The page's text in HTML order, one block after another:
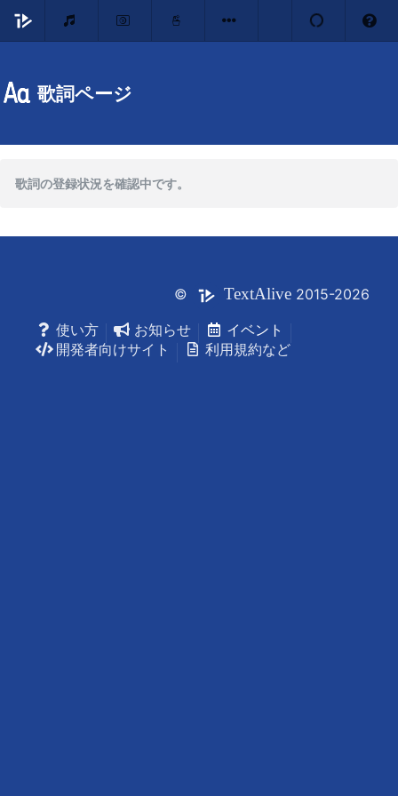
歌詞ページ
歌詞の登録状況を確認中です。
© TextAlive 2015-2026
使い方
お知らせ
イベント
開発者向けサイト
利用規約など